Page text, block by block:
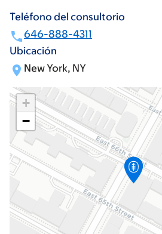
Teléfono del consultorio
646-888-4311
Ubicación
New York, NY
+
−